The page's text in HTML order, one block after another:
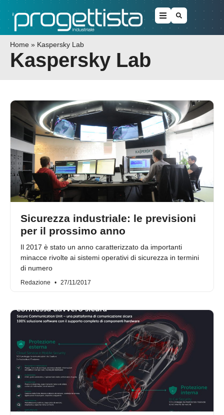
Home » Kaspersky Lab
Kaspersky Lab
Sicurezza industriale: le previsioni
per il prossimo anno
Il 2017 è stato un anno caratterizzato da importanti
minacce rivolte ai sistemi operativi di sicurezza in termini
di numero
Redazione 27/11/2017